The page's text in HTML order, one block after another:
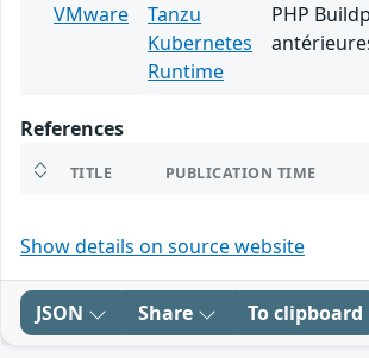
VMware
Tanzu
Kubernetes
Runtime
PHP
References
TITLE PUBLICATION TIME
Show details on source website
JSON Share To clipboard